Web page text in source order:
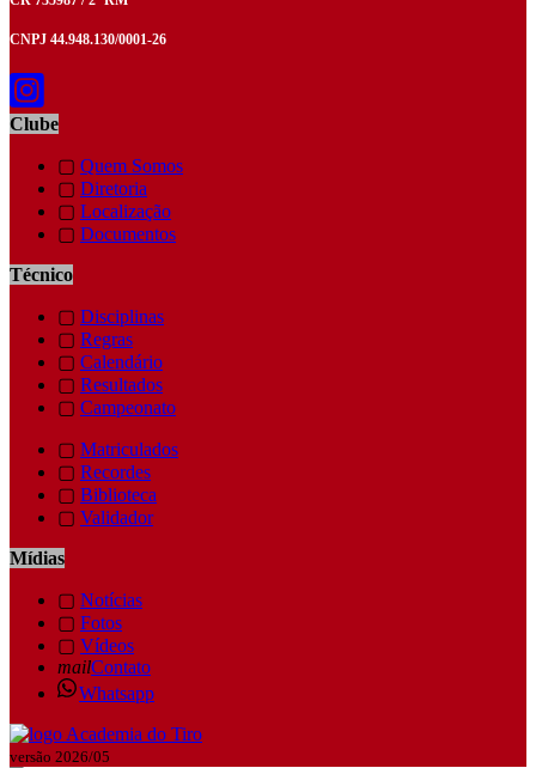
CNPJ 44.948.130/0001-26
Clube
▢ Quem Somos
▢ Diretoria
▢ Localização
▢ Documentos
Técnico
▢ Disciplinas
▢ Regras
▢ Calendário
▢ Resultados
▢ Campeonato
▢ Matriculados
▢ Recordes
▢ Biblioteca
▢ Validador
Mídias
▢ Notícias
▢ Fotos
▢ Vídeos
mailContato
Whatsapp
versão 2026/05